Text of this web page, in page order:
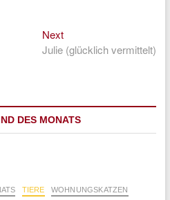
NextNext
post:
Julie (glücklich vermittelt)
DES MONATS
TIERE WOHNUNGSKATZEN